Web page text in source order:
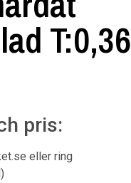
T:0,36
pris:
eller ring